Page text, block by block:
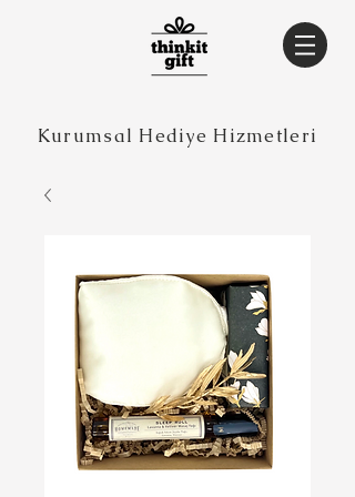
Kurumsal Hediye Hizmetleri